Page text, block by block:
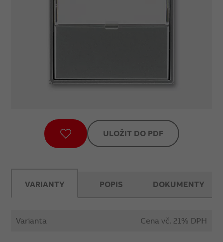
ULOŽIT DO PDF
VARIANTY
Varianta Cena vč. 21% DPH
POPIS DOKUMENTY